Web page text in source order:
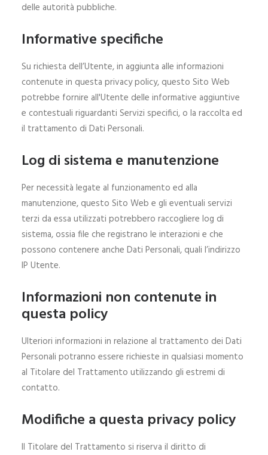
delle autorità pubbliche.
Informative specifiche
Su richiesta dell’Utente, in aggiunta alle informazioni
contenute in questa privacy policy, questo Sito Web
potrebbe fornire all'Utente delle informative aggiuntive
e contestuali riguardanti Servizi specifici, o la raccolta ed
il trattamento di Dati Personali.
Log di sistema e manutenzione
Per necessità legate al funzionamento ed alla
manutenzione, questo Sito Web e gli eventuali servizi
terzi da essa utilizzati potrebbero raccogliere log di
sistema, ossia file che registrano le interazioni e che
possono contenere anche Dati Personali, quali l’indirizzo
IP Utente.
Informazioni non contenute in
questa policy
Ulteriori informazioni in relazione al trattamento dei Dati
Personali potranno essere richieste in qualsiasi momento
al Titolare del Trattamento utilizzando gli estremi di
contatto.
Modifiche a questa privacy policy
Il Titolare del Trattamento si riserva il diritto di